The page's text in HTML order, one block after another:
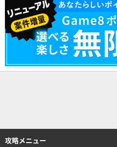
攻略メニュー